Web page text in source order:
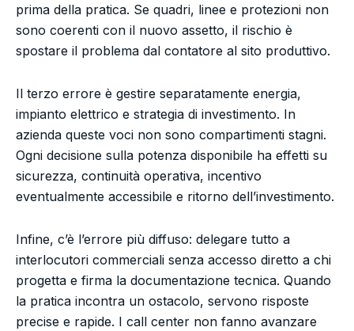
prima della pratica. Se quadri, linee e protezioni non
sono coerenti con il nuovo assetto, il rischio è
spostare il problema dal contatore al sito produttivo.
Il terzo errore è gestire separatamente energia,
impianto elettrico e strategia di investimento. In
azienda queste voci non sono compartimenti stagni.
Ogni decisione sulla potenza disponibile ha effetti su
sicurezza, continuità operativa, incentivo
eventualmente accessibile e ritorno dell’investimento.
Infine, c’è l’errore più diffuso: delegare tutto a
interlocutori commerciali senza accesso diretto a chi
progetta e firma la documentazione tecnica. Quando
la pratica incontra un ostacolo, servono risposte
precise e rapide. I call center non fanno avanzare